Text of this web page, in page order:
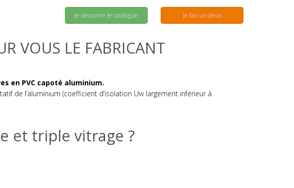
Je découvre le catalogue Je fais un devis
VOUS LE FABRICANT
en PVC capoté aluminium.
de l’aluminium (coefficient d’isolation Uw largement inférieur à
et triple vitrage ?